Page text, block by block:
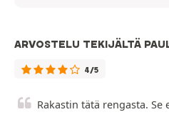
ARVOSTELU TEKIJÄLTÄ
4/5
Rakastin tätä rengasta.